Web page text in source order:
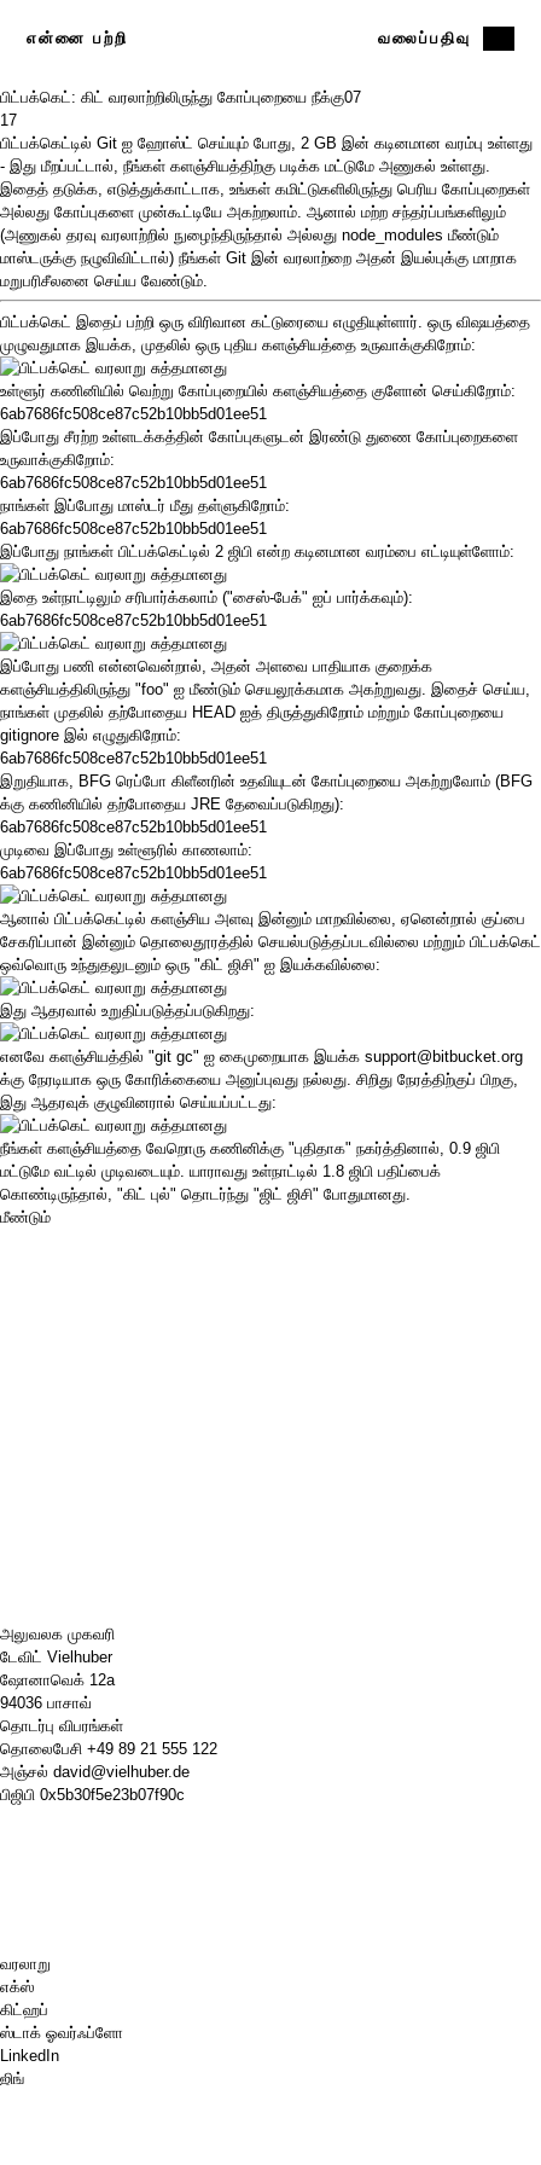
என்னை பற்றி வலைப்பதிவு
பிட்பக்கெட்: கிட் வரலாற்றிலிருந்து கோப்புறையை நீக்கு07
17
பிட்பக்கெட்டில் Git ஐ ஹோஸ்ட் செய்யும் போது, ​​2 GB இன் கடினமான வரம்பு உள்ளது
- இது மீறப்பட்டால், நீங்கள் களஞ்சியத்திற்கு படிக்க மட்டுமே அணுகல் உள்ளது.
இதைத் தடுக்க, எடுத்துக்காட்டாக, உங்கள் கமிட்டுகளிலிருந்து பெரிய கோப்புறைகள்
அல்லது கோப்புகளை முன்கூட்டியே அகற்றலாம். ஆனால் மற்ற சந்தர்ப்பங்களிலும்
(அணுகல் தரவு வரலாற்றில் நுழைந்திருந்தால் அல்லது node_modules மீண்டும்
மாஸ்டருக்கு நழுவிவிட்டால்) நீங்கள் Git இன் வரலாற்றை அதன் இயல்புக்கு மாறாக
மறுபரிசீலனை செய்ய வேண்டும்.
பிட்பக்கெட் இதைப் பற்றி ஒரு விரிவான கட்டுரையை எழுதியுள்ளார். ஒரு விஷயத்தை
முழுவதுமாக இயக்க, முதலில் ஒரு புதிய களஞ்சியத்தை உருவாக்குகிறோம்:
உள்ளூர் கணினியில் வெற்று கோப்புறையில் களஞ்சியத்தை குளோன் செய்கிறோம்:
6ab7686fc508ce87c52b10bb5d01ee51
இப்போது சீரற்ற உள்ளடக்கத்தின் கோப்புகளுடன் இரண்டு துணை கோப்புறைகளை
உருவாக்குகிறோம்:
6ab7686fc508ce87c52b10bb5d01ee51
நாங்கள் இப்போது மாஸ்டர் மீது தள்ளுகிறோம்:
6ab7686fc508ce87c52b10bb5d01ee51
இப்போது நாங்கள் பிட்பக்கெட்டில் 2 ஜிபி என்ற கடினமான வரம்பை எட்டியுள்ளோம்:
இதை உள்நாட்டிலும் சரிபார்க்கலாம் ("சைஸ்-பேக்" ஐப் பார்க்கவும்):
6ab7686fc508ce87c52b10bb5d01ee51
இப்போது பணி என்னவென்றால், அதன் அளவை பாதியாக குறைக்க
களஞ்சியத்திலிருந்து "foo" ஐ மீண்டும் செயலூக்கமாக அகற்றுவது. இதைச் செய்ய,
நாங்கள் முதலில் தற்போதைய HEAD ஐத் திருத்துகிறோம் மற்றும் கோப்புறையை
gitignore இல் எழுதுகிறோம்:
6ab7686fc508ce87c52b10bb5d01ee51
இறுதியாக, BFG ரெப்போ கிளீனரின் உதவியுடன் கோப்புறையை அகற்றுவோம் (BFG
க்கு கணினியில் தற்போதைய JRE தேவைப்படுகிறது):
6ab7686fc508ce87c52b10bb5d01ee51
முடிவை இப்போது உள்ளூரில் காணலாம்:
6ab7686fc508ce87c52b10bb5d01ee51
ஆனால் பிட்பக்கெட்டில் களஞ்சிய அளவு இன்னும் மாறவில்லை, ஏனென்றால் குப்பை
சேகரிப்பான் இன்னும் தொலைதூரத்தில் செயல்படுத்தப்படவில்லை மற்றும் பிட்பக்கெட்
ஒவ்வொரு உந்துதலுடனும் ஒரு "கிட் ஜிசி" ஐ இயக்கவில்லை:
இது ஆதரவால் உறுதிப்படுத்தப்படுகிறது:
எனவே களஞ்சியத்தில் "git gc" ஐ கைமுறையாக இயக்க support@bitbucket.org
க்கு நேரடியாக ஒரு கோரிக்கையை அனுப்புவது நல்லது. சிறிது நேரத்திற்குப் பிறகு,
இது ஆதரவுக் குழுவினரால் செய்யப்பட்டது:
நீங்கள் களஞ்சியத்தை வேறொரு கணினிக்கு "புதிதாக" நகர்த்தினால், 0.9 ஜிபி
மட்டுமே வட்டில் முடிவடையும். யாராவது உள்நாட்டில் 1.8 ஜிபி பதிப்பைக்
கொண்டிருந்தால், "கிட் புல்" தொடர்ந்து "ஜிட் ஜிசி" போதுமானது.
மீண்டும்
அலுவலக முகவரி
டேவிட் Vielhuber
ஷோனாவெக் 12a
94036 பாசாவ்
தொடர்பு விபரங்கள்
தொலைபேசி +49 89 21 555 122
அஞ்சல் david@vielhuber.de
பிஜிபி 0x5b30f5e23b07f90c
வரலாறு
எக்ஸ்
கிட்ஹப்
ஸ்டாக் ஓவர்ஃப்ளோ
LinkedIn
ஜிங்